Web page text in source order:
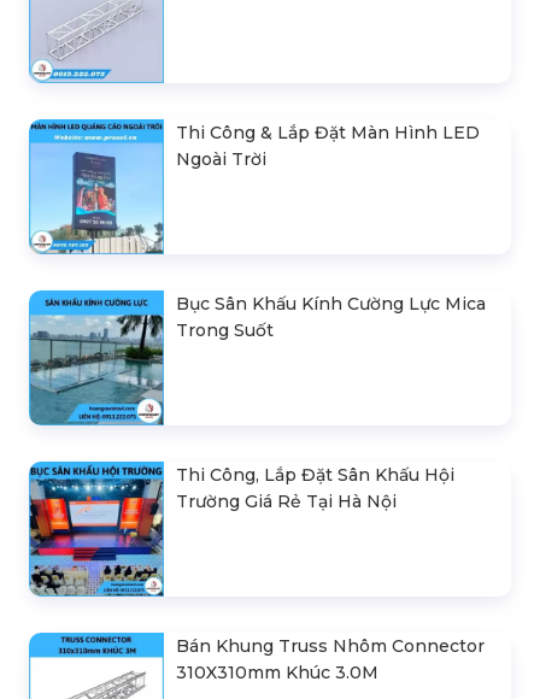
Thi Công & Lắp Đặt Màn Hình LED
Ngoài Trời
Bục Sân Khấu Kính Cường Lực Mica
Trong Suốt
Thi Công, Lắp Đặt Sân Khấu Hội
Trường Giá Rẻ Tại Hà Nội
Bán Khung Truss Nhôm Connector
310X310mm Khúc 3.0M